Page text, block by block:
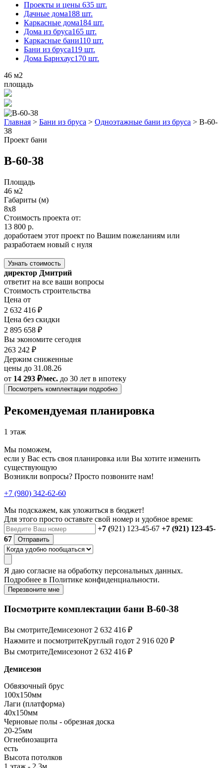
Проекты и цены 635 шт.
Дачные дома188 шт.
Каркасные дома184 шт.
Дома из бруса165 шт.
Каркасные бани110 шт.
Бани из бруса119 шт.
Дома Барнхаус170 шт.
46 м2
площадь
Главная > Бани из бруса > Одноэтажные бани из бруса > B-60-
38
Проект бани
B-60-38
Площадь
46 м2
Габариты (м)
8x8
Стоимость проекта от:
13 800 р.
доработаем этот проект по Вашим пожеланиям или
разработаем новый с нуля
Узнать стоимость
директор Дмитрий
ответит на все ваши вопросы
Стоимость строительства
Цена от
2 632 416 ₽
Цена без скидки
2 895 658 ₽
Вы экономите сегодня
263 242 ₽
Держим сниженные
цены до 31.08.26
от 14 293 ₽/мес. до 30 лет в ипотеку
Посмотреть комплектации подробно
Рекомендуемая планировка
1 этаж
Мы поможем,
если у Вас есть своя планировка или Вы хотите изменить
существующую
Возникли вопросы? Просто позвоните нам!
+7 (980) 342-62-60
Мы подскажем, как уложиться в бюджет!
Для этого просто оставьте свой номер и удобное время:
+7 (921) 123-45-67 +7 (921) 123-45-
67
Отправить
Я даю согласие на обработку персональных данных.
Подробнее в Политике конфиденциальности.
Перезвоните мне
Посмотрите комплектации бани B-60-38
Вы смотритеДемисезонот 2 632 416 ₽
Нажмите и посмотритеКруглый годот 2 916 020 ₽
Вы смотритеДемисезонот 2 632 416 ₽
Демисезон
Обвязочный брус
100х150мм
Лаги (платформа)
40х150мм
Черновые полы - обрезная доска
20-25мм
Огнебиозащита
есть
Высота потолков
1 этаж - 2,3м